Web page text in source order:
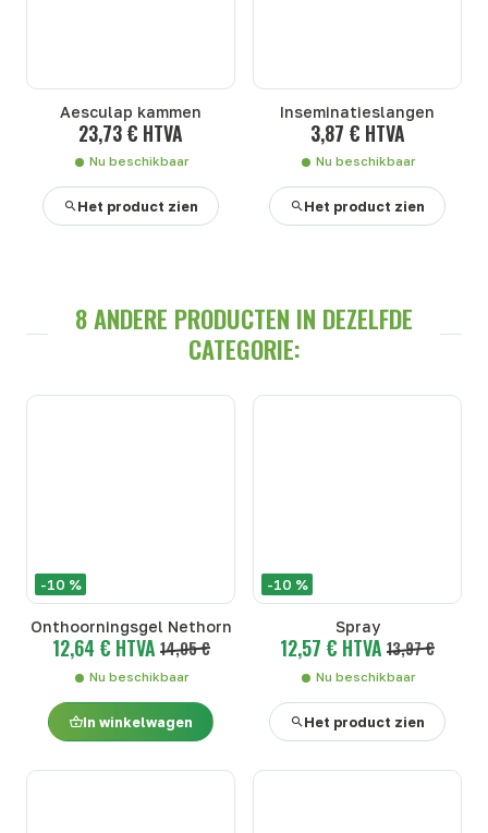
Aesculap kammen
23,73 € HTVA
Nu beschikbaar
Het product zien
Inseminatieslangen
3,87 € HTVA
Nu beschikbaar
Het product zien
8 ANDERE PRODUCTEN IN DEZELFDE
CATEGORIE:
-10 %
Onthoorningsgel Nethorn
12,64 € HTVA 14,05 €
Nu beschikbaar
In winkelwagen
-10 %
Spray
12,57 € HTVA 13,97 €
Nu beschikbaar
Het product zien